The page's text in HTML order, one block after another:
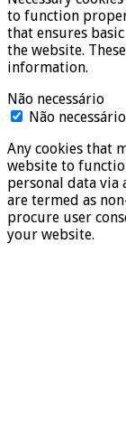
to function
that ensures
the website.
information.
Não necessário
Não necessário
Any cookies that
website to
personal data via
are termed as
procure user
your website.